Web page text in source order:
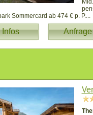
Sommercard ab 474 € p. P....
Infos